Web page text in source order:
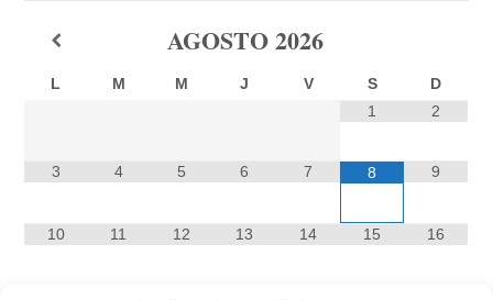
AGOSTO2026
L M M J V S
D
1
2
3 4 5 6 7 8 9
10 11 12 13 14 15 16